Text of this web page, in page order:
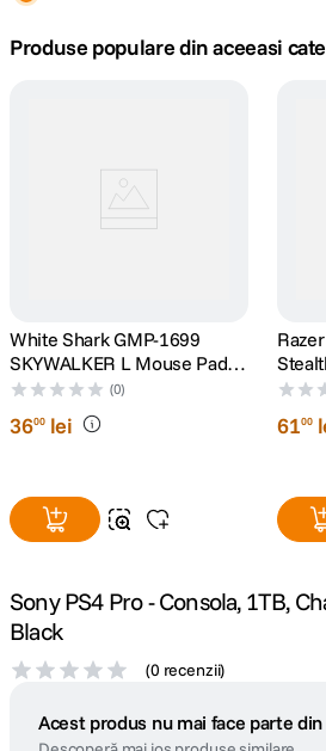
4. peak design
9. dji mic mini
10 . dji osmo
Produse populare din aceeasi
White Shark GMP-1699
SKYWALKER L Mouse Pad
400 x 300mm
(0)
3600 lei
Stealth
6100
Sony PS4 Pro - Consola, 1TB,
Black
(0 recenzii)
Acest produs nu mai face parte